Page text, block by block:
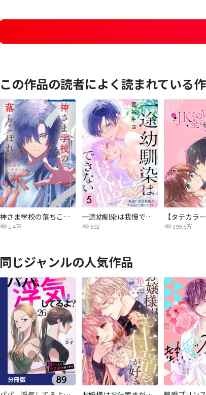
この作品の読者によく読まれている
神さま学校の落ちこぼれ
1.4万
一途幼馴染は我慢できない～吸血に誘淫作用があるなんて聞いてない！～
602 399.6万
同じジャンルの人気作品